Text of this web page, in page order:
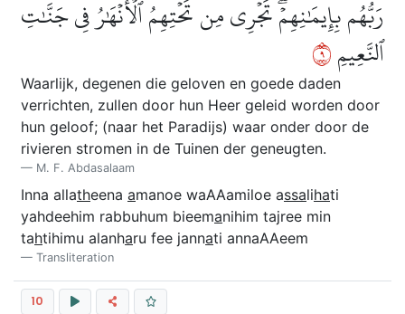
رَبُّهُم بِإِيمَٰنِهِمۡۖ تَجۡرِي مِن تَحۡتِهِمُ ٱلۡأَنۡهَٰرُ فِي جَنَّٰتِ
ٱلنَّعِيمِ٩
Waarlijk, degenen die geloven en goede daden
verrichten, zullen door hun Heer geleid worden door
hun geloof; (naar het Paradijs) waar onder door de
rivieren stromen in de Tuinen der geneugten.
M. F. Abdasalaam
Inna allatheena amanoe waAAamiloe assalihati
yahdeehim rabbuhum bieemanihim tajree min
tahtihimu alanharu fee jannati annaAAeem
Transliteration
10